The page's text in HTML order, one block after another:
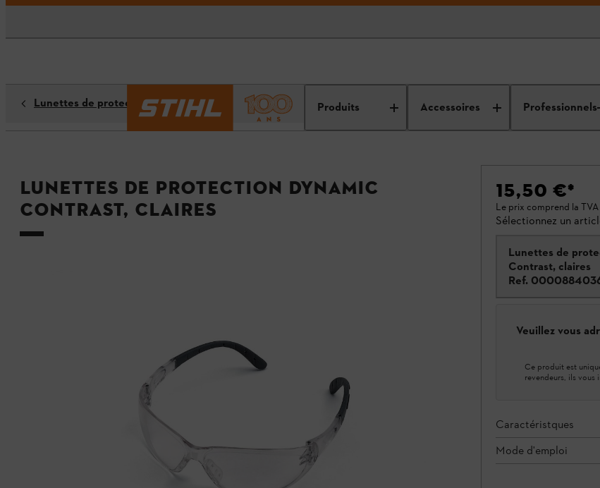
Produits Accessoires Professionnels
Lunettes de protection
Lunettes de protection DYNAMIC
Contrast, claires
15,50 €*
Le prix comprend la TVA
Sélectionnez un
Lunettes de
Contrast, claires
Ref.
Veuillez vous
Ce produit est
revendeurs, ils
Caractéristques
Mode d'emploi